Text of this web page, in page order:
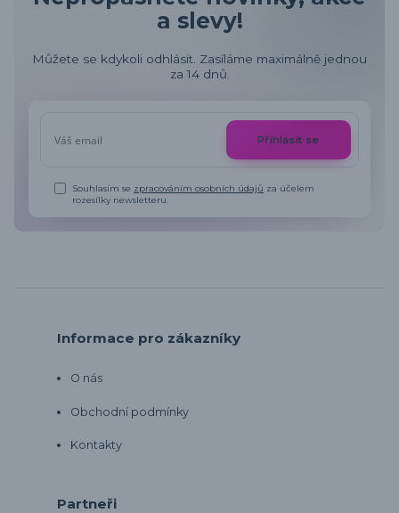
a slevy!
Můžete se kdykoli odhlásit. Zasíláme maximálně jednou
za 14 dnů.
Přihlásit se
Souhlasím se zpracováním osobních údajů za účelem
rozesílky newsletteru.
Informace pro zákazníky
O nás
Obchodní podmínky
Kontakty
Partneři